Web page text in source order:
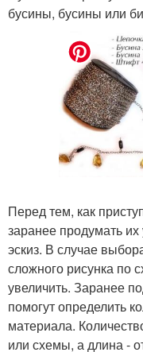
бусины, бусины или
Перед тем, как
заранее продумать
эскиз. В случае
сложного рисунка по
увеличить. Заранее
помогут определить
материала.
или схемы, а длина -